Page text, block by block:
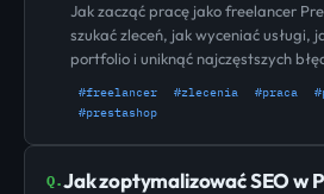
Jak zacząć pracę jako freelancer
szukać zleceń, jak wyceniać usługi,
portfolio i uniknąć najczęstszych
#freelancer #zlecenia #praca
#prestashop
Q.Jak zoptymalizować SEO w